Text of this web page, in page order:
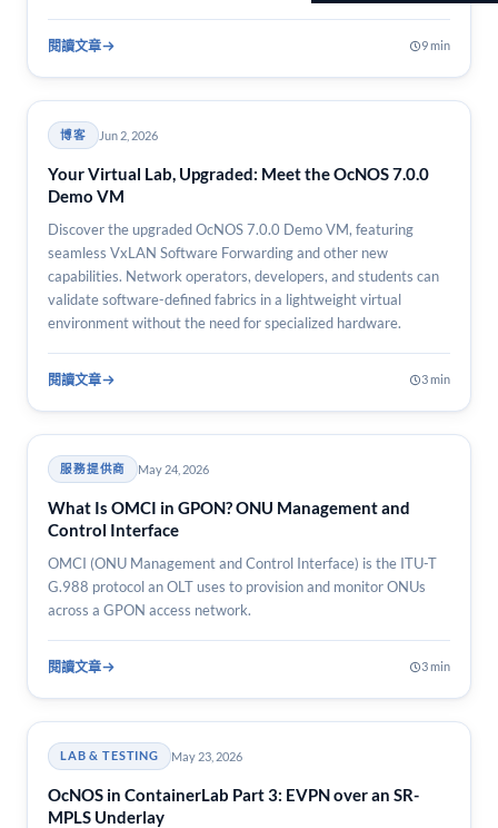
閱讀文章 9 min
博客 Jun 2, 2026
Your Virtual Lab, Upgraded: Meet the OcNOS 7.0.0
Demo VM
Discover the upgraded OcNOS 7.0.0 Demo VM, featuring
seamless VxLAN Software Forwarding and other new
capabilities. Network operators, developers, and students can
validate software-defined fabrics in a lightweight virtual
environment without the need for specialized hardware.
閱讀文章 3 min
服務提供商 May 24, 2026
What Is OMCI in GPON? ONU Management and
Control Interface
OMCI (ONU Management and Control Interface) is the ITU-T
G.988 protocol an OLT uses to provision and monitor ONUs
across a GPON access network.
閱讀文章 3 min
LAB & TESTING May 23, 2026
OcNOS in ContainerLab Part 3: EVPN over an SR-
MPLS Underlay